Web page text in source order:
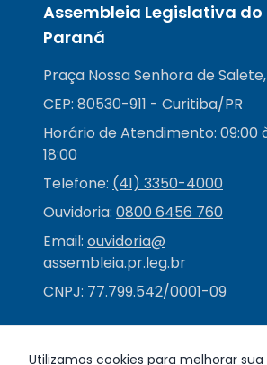
Assembleia Legislativa do
Paraná
Praça Nossa Senhora de
CEP: 80530-911 - Curitiba/PR
Horário de Atendimento: 09:00
18:00
Telefone: (41) 3350-4000
Ouvidoria: 0800 6456 760
Email: ouvidoria@
assembleia.pr.leg.br
CNPJ: 77.799.542/0001-09
Utilizamos cookies para melhorar